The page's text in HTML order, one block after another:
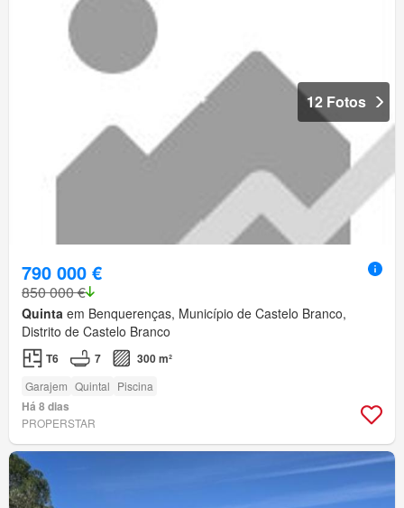
12 Fotos
790 000 €
850 000 €
Quinta em Benquerenças, Município de Castelo Branco,
Distrito de Castelo Branco
T6 7 300 m²
Garajem Quintal Piscina
Há 8 dias
PROPERSTAR